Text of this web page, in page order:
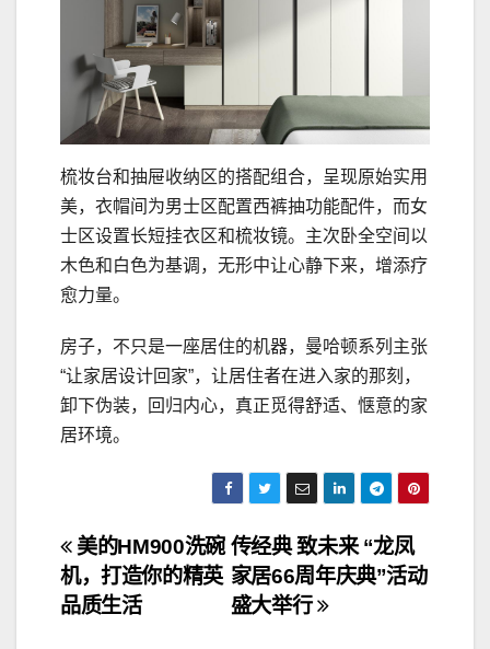
梳妆台和抽屉收纳区的搭配组合，呈现原始实用
美，衣帽间为男士区配置西裤抽功能配件，而女
士区设置长短挂衣区和梳妆镜。主次卧全空间以
木色和白色为基调，无形中让心静下来，增添疗
愈力量。
房子，不只是一座居住的机器，曼哈顿系列主张
“让家居设计回家”，让居住者在进入家的那刻，
卸下伪装，回归内心，真正觅得舒适、惬意的家
居环境。
文
章
传经典 致未来 “龙凤
家居66周年庆典”活动
盛大举行
美的HM900洗碗
机，打造你的精英
品质生活